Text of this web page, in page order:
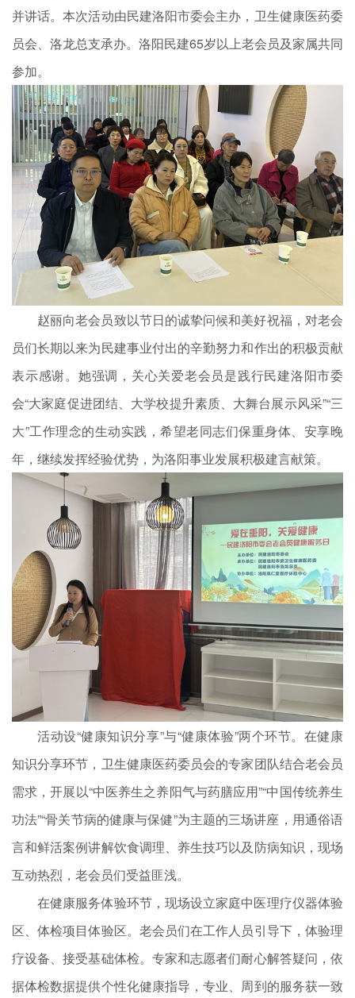
并讲话。本次活动由民建洛阳市委会主办，卫生健康医药委
员会、洛龙总支承办。洛阳民建65岁以上老会员及家属共同
参加。
赵丽向老会员致以节日的诚挚问候和美好祝福，对老会
员们长期以来为民建事业付出的辛勤努力和作出的积极贡献
表示感谢。她强调，关心关爱老会员是践行民建洛阳市委
会“大家庭促进团结、大学校提升素质、大舞台展示风采”“三
大”工作理念的生动实践，希望老同志们保重身体、安享晚
年，继续发挥经验优势，为洛阳事业发展积极建言献策。
活动设“健康知识分享”与“健康体验”两个环节。在健康
知识分享环节，卫生健康医药委员会的专家团队结合老会员
需求，开展以“中医养生之养阳气与药膳应用”“中国传统养生
功法”“骨关节病的健康与保健”为主题的三场讲座，用通俗语
言和鲜活案例讲解饮食调理、养生技巧以及防病知识，现场
互动热烈，老会员们受益匪浅。
在健康服务体验环节，现场设立家庭中医理疗仪器体验
区、体检项目体验区。老会员们在工作人员引导下，体验理
疗设备、接受基础体检。专家和志愿者们耐心解答疑问，依
据体检数据提供个性化健康指导，专业、周到的服务获一致